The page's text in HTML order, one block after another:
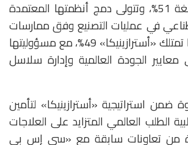
حصة الأغلبية البالغة 51%، وتتولى دمج أنظمتها المعتمدة
في عمليات التصنيع وفق ممارسات
التصنيع الجيد، فيما تمتلك «أسترازينيكا» 49%، مع مسؤوليتها
الجودة العالمية وإدارة سلاسل
استراتيجية «أسترازينيكا» لتأمين
الطلب العالمي المتزايد على العلاجات
من تعاونات سابقة مع «سي إس بي